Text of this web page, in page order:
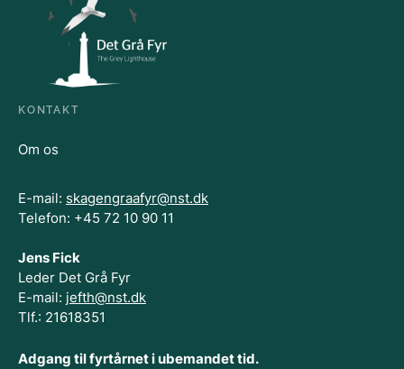
KONTAKT
Om os
E-mail: skagengraafyr@nst.dk
Telefon: +45 72 10 90 11
Jens Fick
Leder Det Grå Fyr
E-mail: jefth@nst.dk
Tlf.: 21618351
Adgang til fyrtårnet i ubemandet tid.